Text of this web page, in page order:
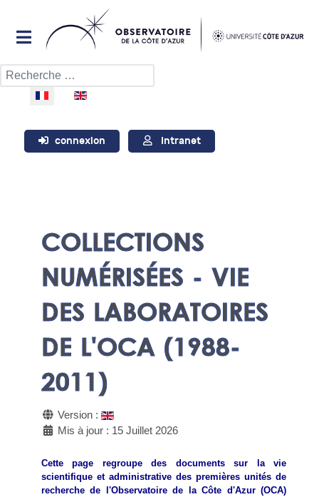
Rechercher
Sélectionnez votre langue
connexion Intranet
COLLECTIONS
NUMÉRISÉES - VIE
DES LABORATOIRES
DE L'OCA (1988-
2011)
Version :
Mis à jour : 15 Juillet 2026
Cette page regroupe des documents sur la vie
scientifique et administrative des premières unités de
recherche de l'Observatoire de la Côte d'Azur (OCA)